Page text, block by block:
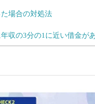
場合の対処法
収の3分の1に近い借金が